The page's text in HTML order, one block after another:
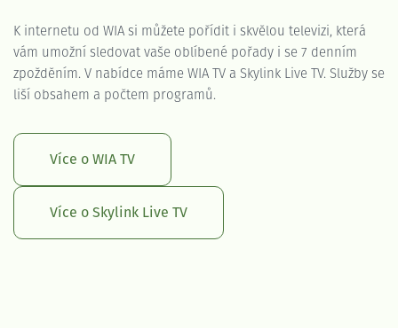
K internetu od WIA si můžete pořídit i skvělou televizi, která
vám umožní sledovat vaše oblíbené pořady i se 7 denním
zpožděním. V nabídce máme WIA TV a Skylink Live TV. Služby se
liší obsahem a počtem programů.
Více o WIA TV
Více o Skylink Live TV